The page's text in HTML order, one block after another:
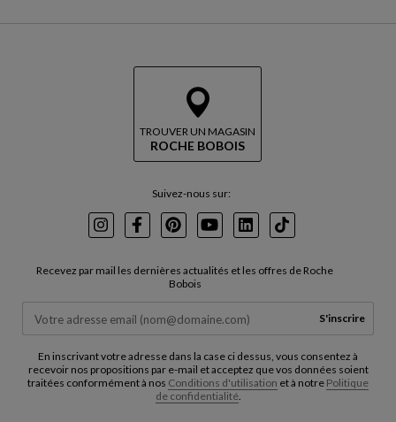
TROUVER UN MAGASIN
ROCHE BOBOIS
Suivez-nous sur:
InstagramFacebookPinterest
YoutubeLinkedInTikTok
Recevez par mail les dernières actualités et les offres de Roche
Bobois
S'inscrire
En inscrivant votre adresse dans la case ci dessus, vous consentez à
recevoir nos propositions par e-mail et acceptez que vos données soient
traitées conformément à nos Conditions d'utilisation et à notre Politique
de confidentialité.